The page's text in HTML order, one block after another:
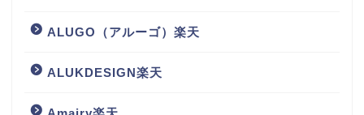
ALUGO（アルーゴ）楽天
ALUKDESIGN楽天